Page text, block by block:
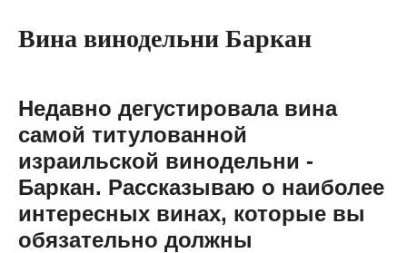
Вина винодельни Баркан
Недавно дегустировала вина
самой титулованной
израильской винодельни -
Баркан. Рассказываю о наиболее
интересных винах, которые вы
обязательно должны